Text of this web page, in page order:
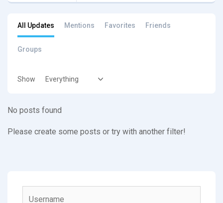
All Updates Mentions Favorites Friends
Groups
Show
No posts found
Please create some posts or try with another filter!